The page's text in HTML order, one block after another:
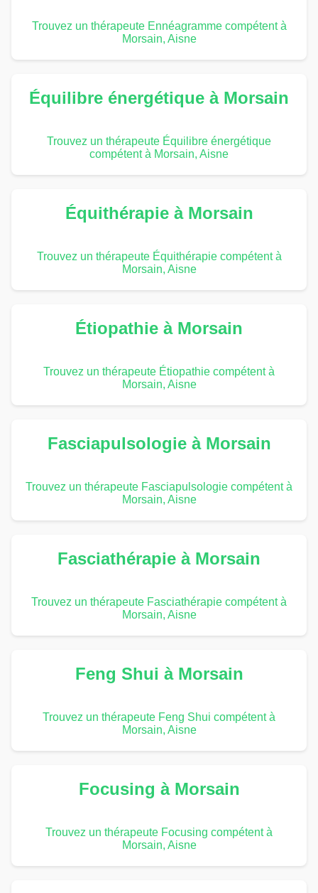
Trouvez un thérapeute Ennéagramme compétent à
Morsain, Aisne
Équilibre énergétique à Morsain
Trouvez un thérapeute Équilibre énergétique
compétent à Morsain, Aisne
Équithérapie à Morsain
Trouvez un thérapeute Équithérapie compétent à
Morsain, Aisne
Étiopathie à Morsain
Trouvez un thérapeute Étiopathie compétent à
Morsain, Aisne
Fasciapulsologie à Morsain
Trouvez un thérapeute Fasciapulsologie compétent à
Morsain, Aisne
Fasciathérapie à Morsain
Trouvez un thérapeute Fasciathérapie compétent à
Morsain, Aisne
Feng Shui à Morsain
Trouvez un thérapeute Feng Shui compétent à
Morsain, Aisne
Focusing à Morsain
Trouvez un thérapeute Focusing compétent à
Morsain, Aisne